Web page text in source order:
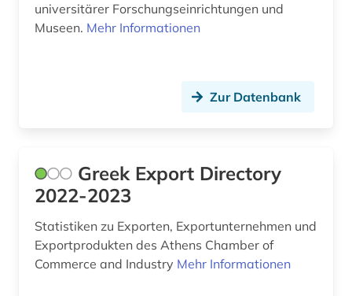
statistik (1)
vordere orient (1)
widerstand (1)
wörterbuch (1)
zypern (2)
universitärer Forschungseinrichtungen und
Museen. Mehr Informationen
Zur Datenbank
Greek Export Directory
2022-2023
Statistiken zu Exporten, Exportunternehmen und
Exportprodukten des Athens Chamber of
Commerce and Industry Mehr Informationen